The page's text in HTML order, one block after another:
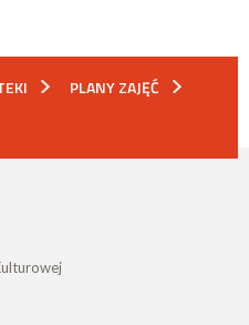
PLANY ZAJĘĆ